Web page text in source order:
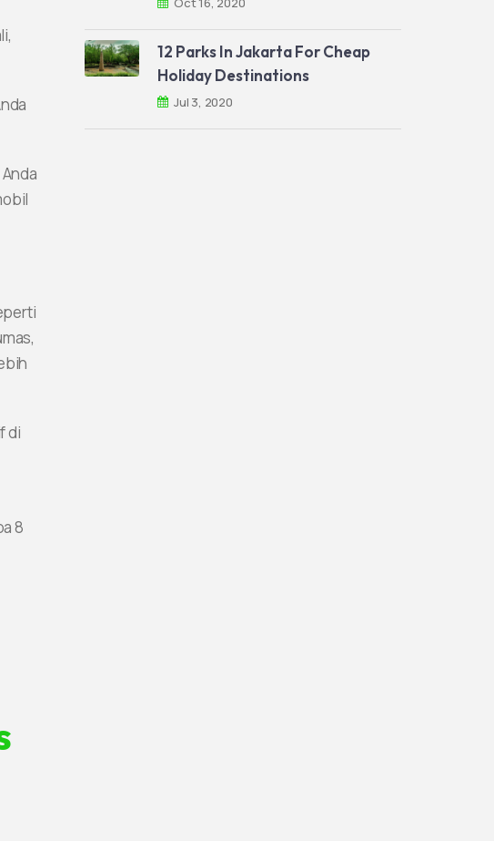
di
8
12 Parks In Jakarta For Cheap
Holiday Destinations
Jul 3, 2020